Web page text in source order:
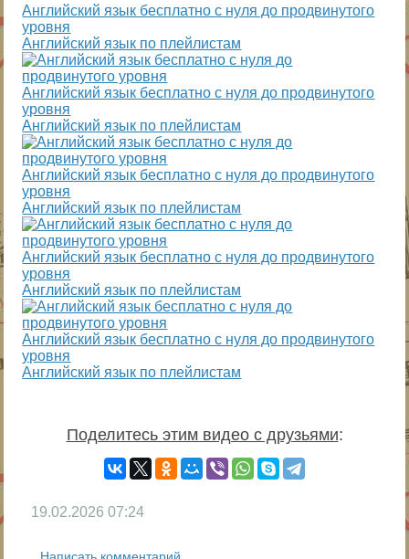
Английский язык бесплатно с нуля до продвинутого
уровня
Английский язык по плейлистам
Английский язык бесплатно с нуля до продвинутого
уровня
Английский язык по плейлистам
Английский язык бесплатно с нуля до продвинутого
уровня
Английский язык по плейлистам
Английский язык бесплатно с нуля до продвинутого
уровня
Английский язык по плейлистам
Английский язык бесплатно с нуля до продвинутого
уровня
Английский язык по плейлистам
Поделитесь этим видео с друзьями:
19.02.2026 07:24